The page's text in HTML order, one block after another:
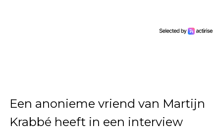
Een anonieme vriend van Martijn
Krabbé heeft in een interview